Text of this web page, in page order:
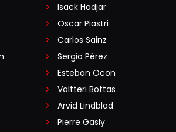
Isack Hadjar
Oscar Piastri
Carlos Sainz
Sergio Pérez
Esteban Ocon
Valtteri Bottas
Arvid Lindblad
Pierre Gasly